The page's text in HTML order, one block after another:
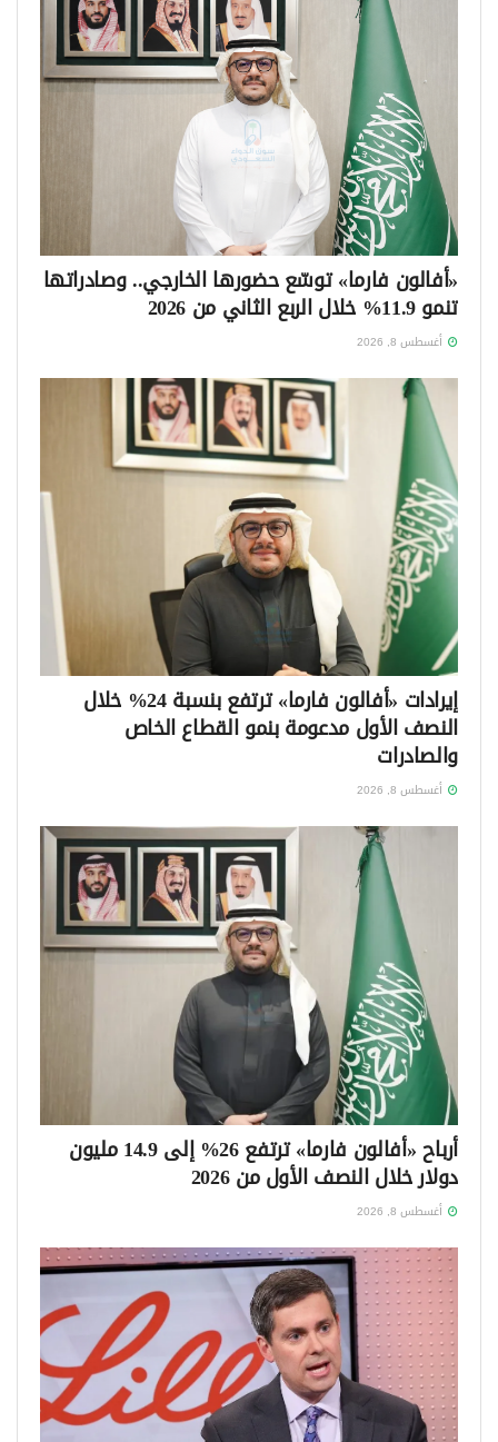
«أفالون فارما» توسّع حضورها الخارجي.. وصادراتها
تنمو 11.9% خلال الربع الثاني من 2026
أغسطس 8, 2026
إيرادات «أفالون فارما» ترتفع بنسبة 24% خلال
النصف الأول مدعومة بنمو القطاع الخاص
والصادرات
أغسطس 8, 2026
أرباح «أفالون فارما» ترتفع 26% إلى 14.9 مليون
دولار خلال النصف الأول من 2026
أغسطس 8, 2026